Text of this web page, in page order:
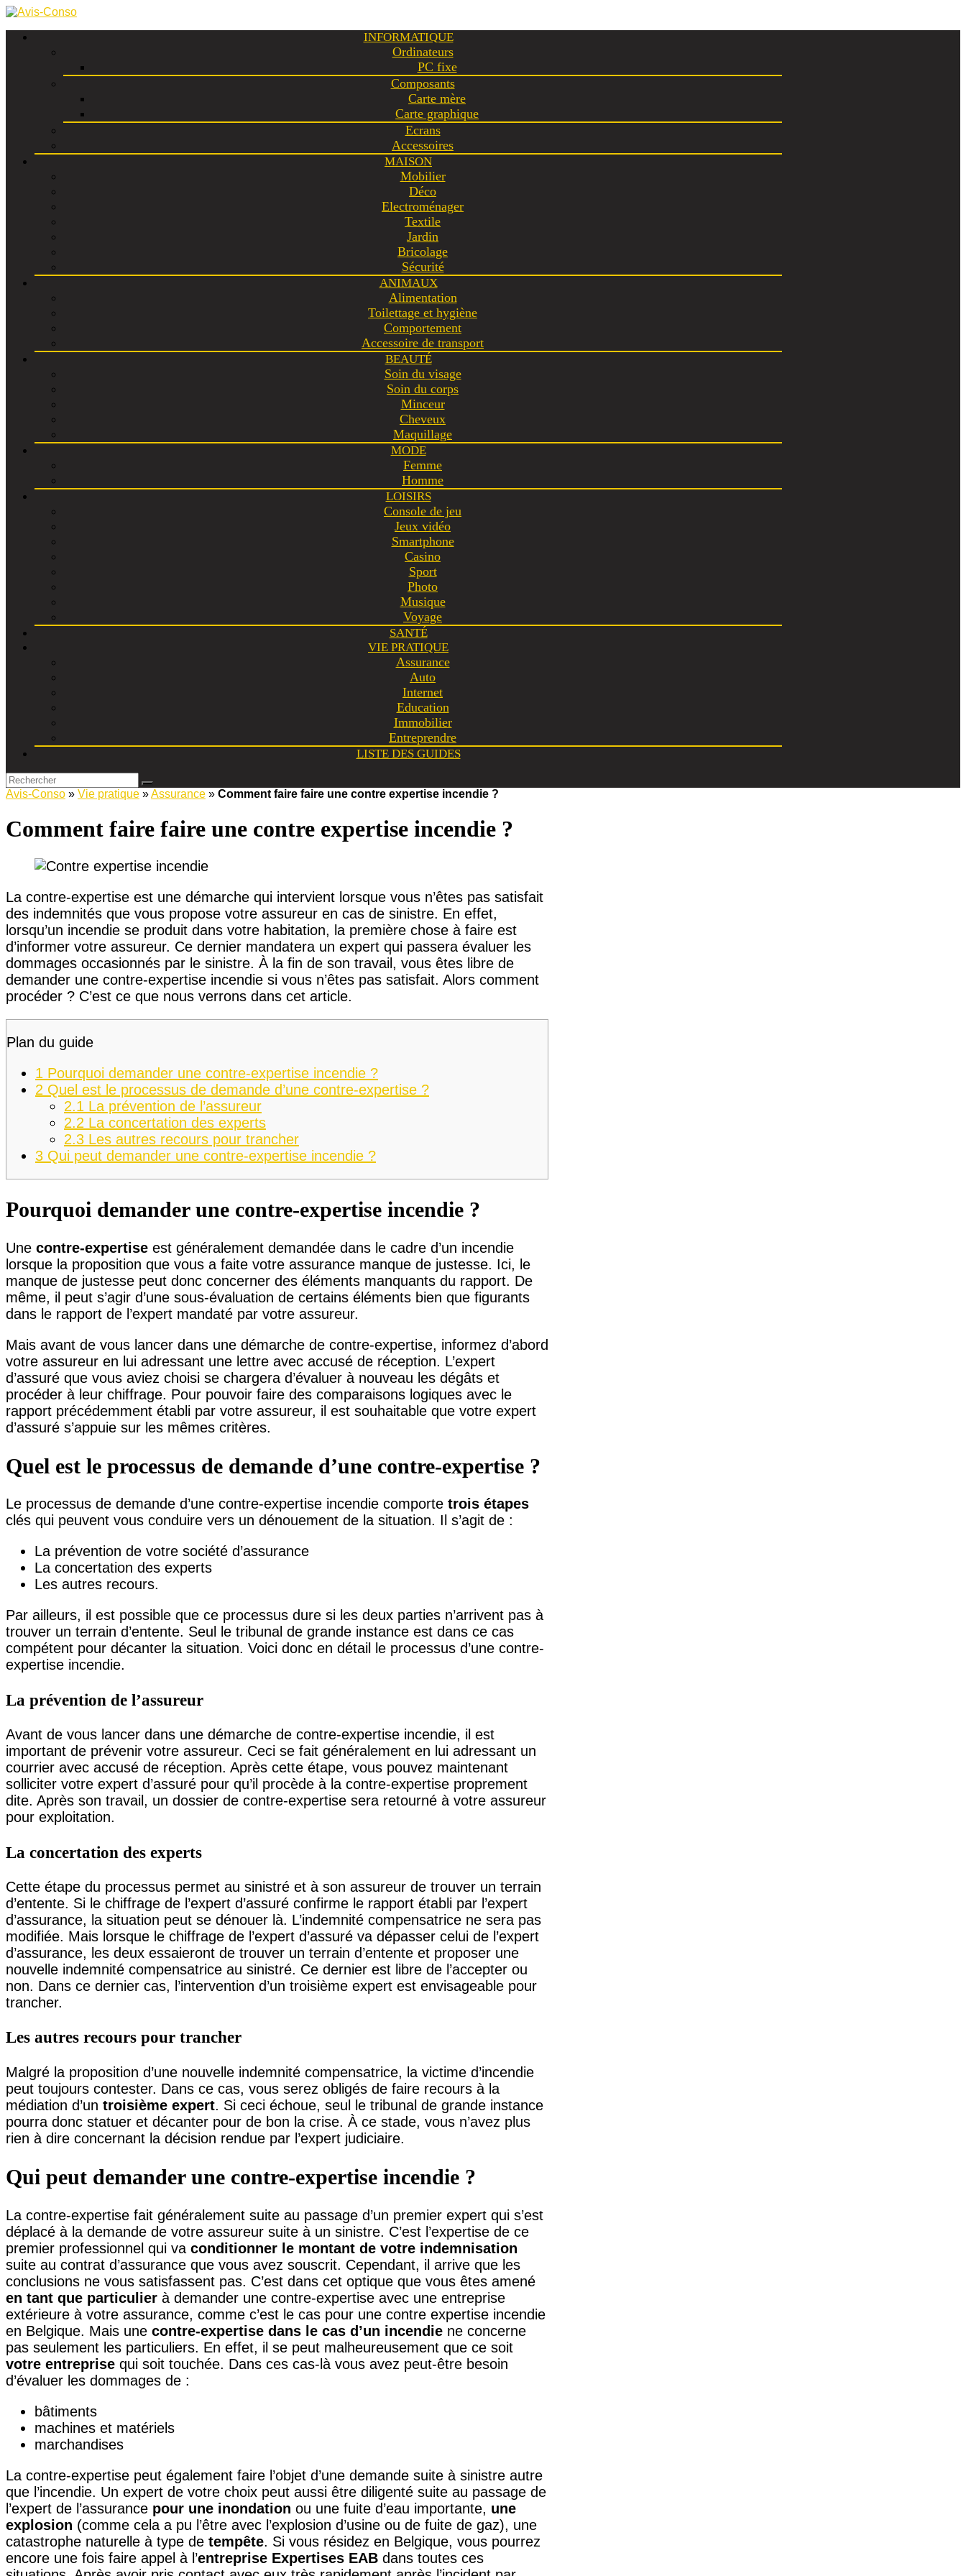
INFORMATIQUE
Ordinateurs
PC fixe
Composants
Carte mère
Carte graphique
Ecrans
Accessoires
MAISON
Mobilier
Déco
Electroménager
Textile
Jardin
Bricolage
Sécurité
ANIMAUX
Alimentation
Toilettage et hygiène
Comportement
Accessoire de transport
BEAUTÉ
Soin du visage
Soin du corps
Minceur
Cheveux
Maquillage
MODE
Femme
Homme
LOISIRS
Console de jeu
Jeux vidéo
Smartphone
Casino
Sport
Photo
Musique
Voyage
SANTÉ
VIE PRATIQUE
Assurance
Auto
Internet
Education
Immobilier
Entreprendre
LISTE DES GUIDES
Avis-Conso » Vie pratique »Assurance » Comment faire faire une contre expertise incendie ?
Comment faire faire une contre expertise incendie ?
La contre-expertise est une démarche qui intervient lorsque vous n’êtes pas satisfait
des indemnités que vous propose votre assureur en cas de sinistre. En effet,
lorsqu’un incendie se produit dans votre habitation, la première chose à faire est
d’informer votre assureur. Ce dernier mandatera un expert qui passera évaluer les
dommages occasionnés par le sinistre. À la fin de son travail, vous êtes libre de
demander une contre-expertise incendie si vous n’êtes pas satisfait. Alors comment
procéder ? C’est ce que nous verrons dans cet article.
Plan du guide
1 Pourquoi demander une contre-expertise incendie ?
2 Quel est le processus de demande d’une contre-expertise ?
2.1 La prévention de l’assureur
2.2 La concertation des experts
2.3 Les autres recours pour trancher
3 Qui peut demander une contre-expertise incendie ?
Pourquoi demander une contre-expertise incendie ?
Une contre-expertise est généralement demandée dans le cadre d’un incendie
lorsque la proposition que vous a faite votre assurance manque de justesse. Ici, le
manque de justesse peut donc concerner des éléments manquants du rapport. De
même, il peut s’agir d’une sous-évaluation de certains éléments bien que figurants
dans le rapport de l’expert mandaté par votre assureur.
Mais avant de vous lancer dans une démarche de contre-expertise, informez d’abord
votre assureur en lui adressant une lettre avec accusé de réception. L’expert
d’assuré que vous aviez choisi se chargera d’évaluer à nouveau les dégâts et
procéder à leur chiffrage. Pour pouvoir faire des comparaisons logiques avec le
rapport précédemment établi par votre assureur, il est souhaitable que votre expert
d’assuré s’appuie sur les mêmes critères.
Quel est le processus de demande d’une contre-expertise ?
Le processus de demande d’une contre-expertise incendie comporte trois étapes
clés qui peuvent vous conduire vers un dénouement de la situation. Il s’agit de :
La prévention de votre société d’assurance
La concertation des experts
Les autres recours.
Par ailleurs, il est possible que ce processus dure si les deux parties n’arrivent pas à
trouver un terrain d’entente. Seul le tribunal de grande instance est dans ce cas
compétent pour décanter la situation. Voici donc en détail le processus d’une contre-
expertise incendie.
La prévention de l’assureur
Avant de vous lancer dans une démarche de contre-expertise incendie, il est
important de prévenir votre assureur. Ceci se fait généralement en lui adressant un
courrier avec accusé de réception. Après cette étape, vous pouvez maintenant
solliciter votre expert d’assuré pour qu’il procède à la contre-expertise proprement
dite. Après son travail, un dossier de contre-expertise sera retourné à votre assureur
pour exploitation.
La concertation des experts
Cette étape du processus permet au sinistré et à son assureur de trouver un terrain
d’entente. Si le chiffrage de l’expert d’assuré confirme le rapport établi par l’expert
d’assurance, la situation peut se dénouer là. L’indemnité compensatrice ne sera pas
modifiée. Mais lorsque le chiffrage de l’expert d’assuré va dépasser celui de l’expert
d’assurance, les deux essaieront de trouver un terrain d’entente et proposer une
nouvelle indemnité compensatrice au sinistré. Ce dernier est libre de l’accepter ou
non. Dans ce dernier cas, l’intervention d’un troisième expert est envisageable pour
trancher.
Les autres recours pour trancher
Malgré la proposition d’une nouvelle indemnité compensatrice, la victime d’incendie
peut toujours contester. Dans ce cas, vous serez obligés de faire recours à la
médiation d’un troisième expert. Si ceci échoue, seul le tribunal de grande instance
pourra donc statuer et décanter pour de bon la crise. À ce stade, vous n’avez plus
rien à dire concernant la décision rendue par l’expert judiciaire.
Qui peut demander une contre-expertise incendie ?
La contre-expertise fait généralement suite au passage d’un premier expert qui s’est
déplacé à la demande de votre assureur suite à un sinistre. C’est l’expertise de ce
premier professionnel qui va conditionner le montant de votre indemnisation
suite au contrat d’assurance que vous avez souscrit. Cependant, il arrive que les
conclusions ne vous satisfassent pas. C’est dans cet optique que vous êtes amené
en tant que particulier à demander une contre-expertise avec une entreprise
extérieure à votre assurance, comme c’est le cas pour une contre expertise incendie
en Belgique. Mais une contre-expertise dans le cas d’un incendie ne concerne
pas seulement les particuliers. En effet, il se peut malheureusement que ce soit
votre entreprise qui soit touchée. Dans ces cas-là vous avez peut-être besoin
d’évaluer les dommages de :
bâtiments
machines et matériels
marchandises
La contre-expertise peut également faire l’objet d’une demande suite à sinistre autre
que l’incendie. Un expert de votre choix peut aussi être diligenté suite au passage de
l’expert de l’assurance pour une inondation ou une fuite d’eau importante, une
explosion (comme cela a pu l’être avec l’explosion d’usine ou de fuite de gaz), une
catastrophe naturelle à type de tempête. Si vous résidez en Belgique, vous pourrez
encore une fois faire appel à l’entreprise Expertises EAB dans toutes ces